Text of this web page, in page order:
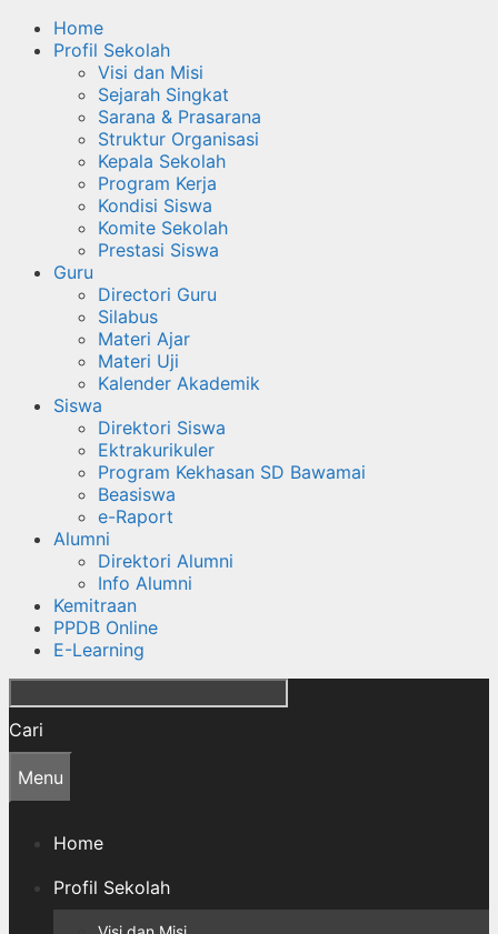
Home
Profil Sekolah
Visi dan Misi
Sejarah Singkat
Sarana & Prasarana
Struktur Organisasi
Kepala Sekolah
Program Kerja
Kondisi Siswa
Komite Sekolah
Prestasi Siswa
Guru
Directori Guru
Silabus
Materi Ajar
Materi Uji
Kalender Akademik
Siswa
Direktori Siswa
Ektrakurikuler
Program Kekhasan SD Bawamai
Beasiswa
e-Raport
Alumni
Direktori Alumni
Info Alumni
Kemitraan
PPDB Online
E-Learning
Cari
Menu
Home
Profil Sekolah